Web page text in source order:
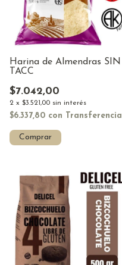
Harina de Almendras SIN
TACC
$7.042,00
2 x $3.521,00 sin interés
$6.337,80 con Transferencia